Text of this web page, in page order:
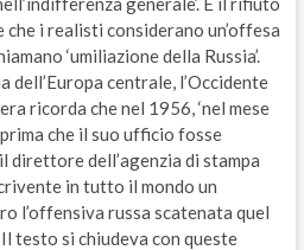
che i realisti considerano un’offesa
‘umiliazione della Russia’.
dell’Europa centrale, l’Occidente
ricorda che nel 1956, ‘nel mese
che il suo ufficio fosse
direttore dell’agenzia di stampa
in tutto il mondo un
l’offensiva russa scatenata quel
testo si chiudeva con queste